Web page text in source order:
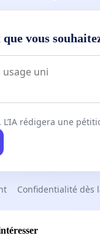
vous
L’IA rédigera une
Confidentialité dès